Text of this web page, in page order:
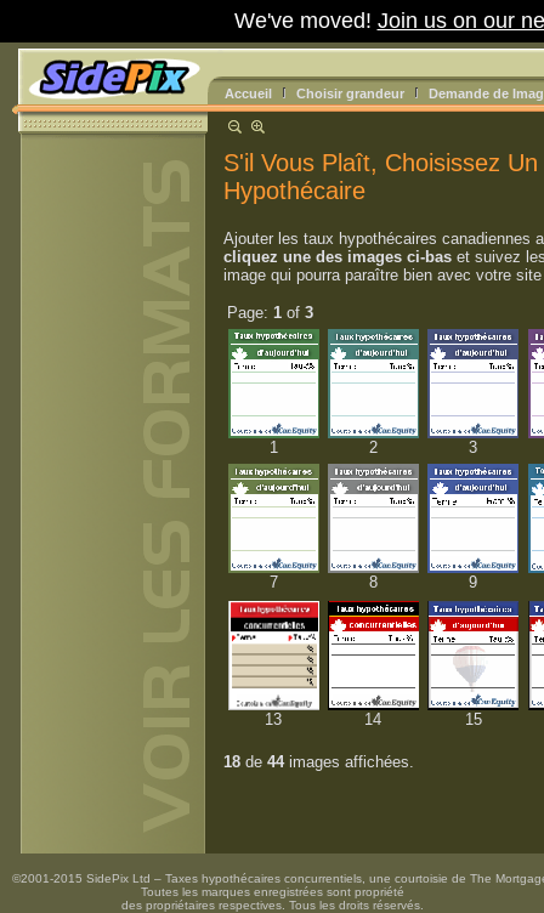
We've moved! Join us on our
Accueil Choisir grandeur Demande de
S'il Vous Plaît, Choisissez
Hypothécaire
Ajouter les taux hypothécaires canadiennes
cliquez une des images ci-bas et suivez
image qui pourra paraître bien avec votre
Page: 1 of 3
1 2 3
7 8 9
13 14 15
18 de 44images affichées.
©2001-2015 SidePix Ltd – Taxes hypothécaires concurrentiels , une courtoisie de The
Toutes les marques enregistrées sont propriété
des propriétaires respectives. Tous les droits réservés.